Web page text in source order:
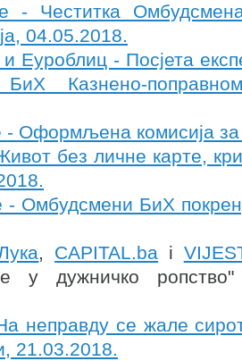
- Честитка
04.05.2018.
Еуроблиц - Посјета
БиХ Казнено-
Оформљена комисија
без личне карте,
Омбудсмени БиХ
, CAPITAL.ba i
у дужничко
неправду се жале
21.03.2018.